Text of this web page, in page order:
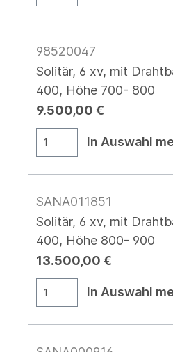
98520047
Solitär, 6 xv, mit
400, Höhe 700- 800
9.500,00 €
In Auswahl
SANA011851
Solitär, 6 xv, mit
400, Höhe 800- 900
13.500,00 €
In Auswahl